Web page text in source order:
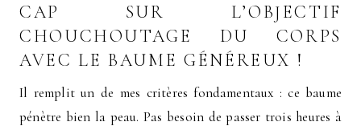
CAP SUR L’OBJECTIF
CHOUCHOUTAGE DU CORPS
AVEC LE BAUME GÉNÉREUX !
Il remplit un de mes critères fondamentaux : ce baume
pénètre bien la peau. Pas besoin de passer trois heures à